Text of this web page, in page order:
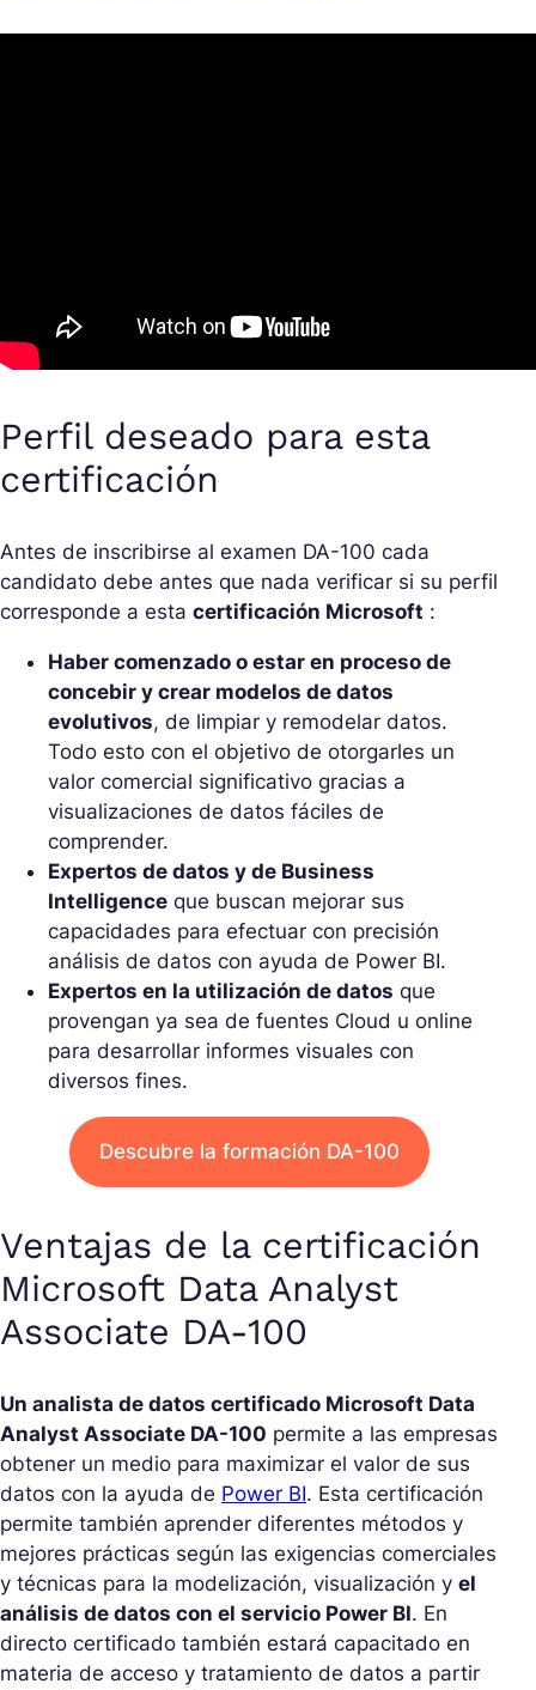
Perfil deseado para esta
certificación
Antes de inscribirse al examen DA-100 cada
candidato debe antes que nada verificar si su perfil
corresponde a esta certificación Microsoft :
Haber comenzado o estar en proceso de
concebir y crear modelos de datos
evolutivos, de limpiar y remodelar datos.
Todo esto con el objetivo de otorgarles un
valor comercial significativo gracias a
visualizaciones de datos fáciles de
comprender.
Expertos de datos y de Business
Intelligence que buscan mejorar sus
capacidades para efectuar con precisión
análisis de datos con ayuda de Power BI.
Expertos en la utilización de datos que
provengan ya sea de fuentes Cloud u online
para desarrollar informes visuales con
diversos fines.
Descubre la formación DA-100
Ventajas de la certificación
Microsoft Data Analyst
Associate DA-100
Un analista de datos certificado Microsoft Data
Analyst Associate DA-100 permite a las empresas
obtener un medio para maximizar el valor de sus
datos con la ayuda de Power BI. Esta certificación
permite también aprender diferentes métodos y
mejores prácticas según las exigencias comerciales
y técnicas para la modelización, visualización y el
análisis de datos con el servicio Power BI. En
directo certificado también estará capacitado en
materia de acceso y tratamiento de datos a partir